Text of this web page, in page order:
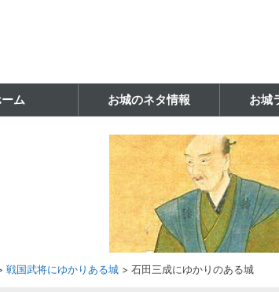
ム お城のネタ情報 お城
戦国武将にゆかりある城 > 石田三成にゆかりのある城